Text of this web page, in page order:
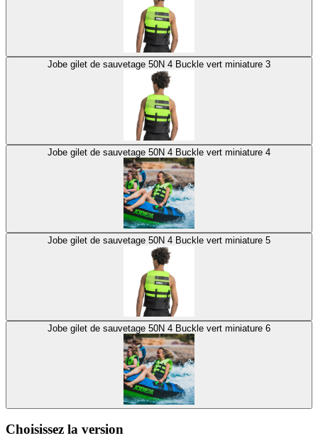
Jobe gilet de sauvetage 50N 4 Buckle vert miniature 3
Jobe gilet de sauvetage 50N 4 Buckle vert miniature 4
Jobe gilet de sauvetage 50N 4 Buckle vert miniature 5
Jobe gilet de sauvetage 50N 4 Buckle vert miniature 6
Choisissez la version